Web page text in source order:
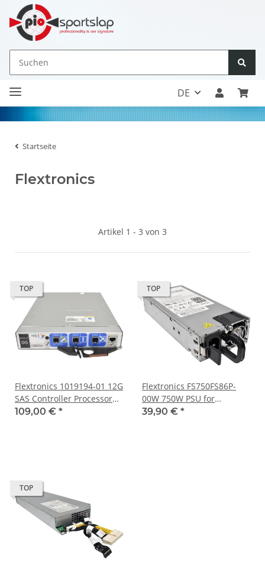
DE
Startseite
Flextronics
Artikel 1 - 3 von 3
TOP
Flextronics 1019194-01 12G
SAS Controller Processor
Module
109,00 € *
TOP
Flextronics FS750FS86P-
00W 750W PSU for
PowerEdge R620 R630
39,90 € *
TOP